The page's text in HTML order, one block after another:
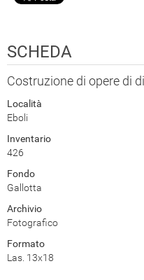
SCHEDA
Costruzione di opere di
Località
Eboli
Inventario
426
Fondo
Gallotta
Archivio
Fotografico
Formato
Las. 13x18